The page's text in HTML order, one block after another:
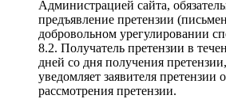
Администрацией сайта,
предъявление претензии
добровольном урегулировании
8.2. Получатель претензии в
дней со дня получения
уведомляет заявителя претензии о
рассмотрения претензии.